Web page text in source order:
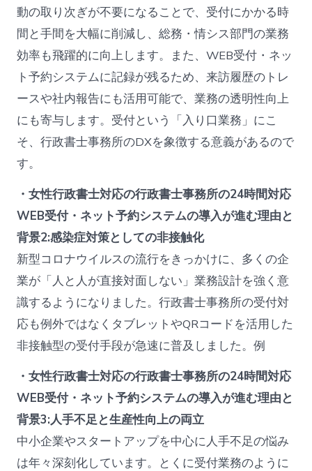
動の取り次ぎが不要になることで、受付にかかる時
間と手間を大幅に削減し、総務・情シス部門の業務
効率も飛躍的に向上します。また、WEB受付・ネッ
ト予約システムに記録が残るため、来訪履歴のトレ
ースや社内報告にも活用可能で、業務の透明性向上
にも寄与します。受付という「入り口業務」にこ
そ、行政書士事務所のDXを象徴する意義があるので
す。
・女性行政書士対応の行政書士事務所の24時間対応
WEB受付・ネット予約システムの導入が進む理由と
背景2:感染症対策としての非接触化
新型コロナウイルスの流行をきっかけに、多くの企
業が「人と人が直接対面しない」業務設計を強く意
識するようになりました。行政書士事務所の受付対
応も例外ではなくタブレットやQRコードを活用した
非接触型の受付手段が急速に普及しました。例
・女性行政書士対応の行政書士事務所の24時間対応
WEB受付・ネット予約システムの導入が進む理由と
背景3:人手不足と生産性向上の両立
中小企業やスタートアップを中心に人手不足の悩み
は年々深刻化しています。とくに受付業務のように